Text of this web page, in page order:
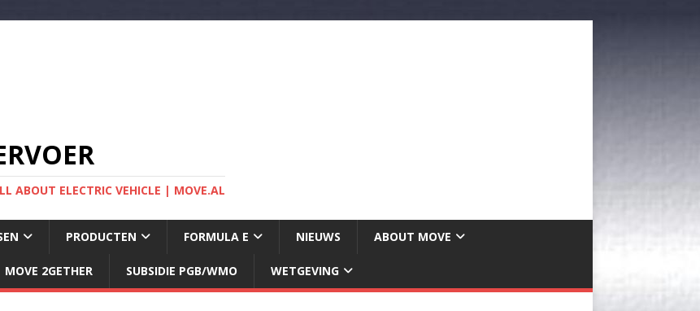
ABOUT ELECTRIC VEHICLE | MOVE.AL
PRODUCTEN FORMULA E NIEUWS ABOUT MOVE
MOVE 2GETHER SUBSIDIE PGB/WMO WETGEVING